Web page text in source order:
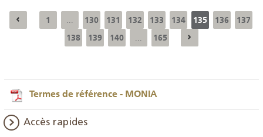
1 130 131 132 133 134 135 136
137
138
139 140 165
Termes de référence - MONIA
Accès rapides